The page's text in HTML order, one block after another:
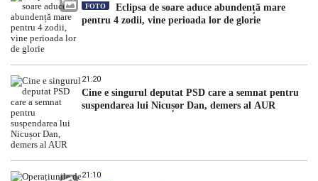
FOTO
Eclipsa de soare aduce abundență mare
pentru 4 zodii, vine perioada lor de glorie
21:20
Cine e singurul deputat PSD care a semnat pentru
suspendarea lui Nicușor Dan, demers al AUR
21:10